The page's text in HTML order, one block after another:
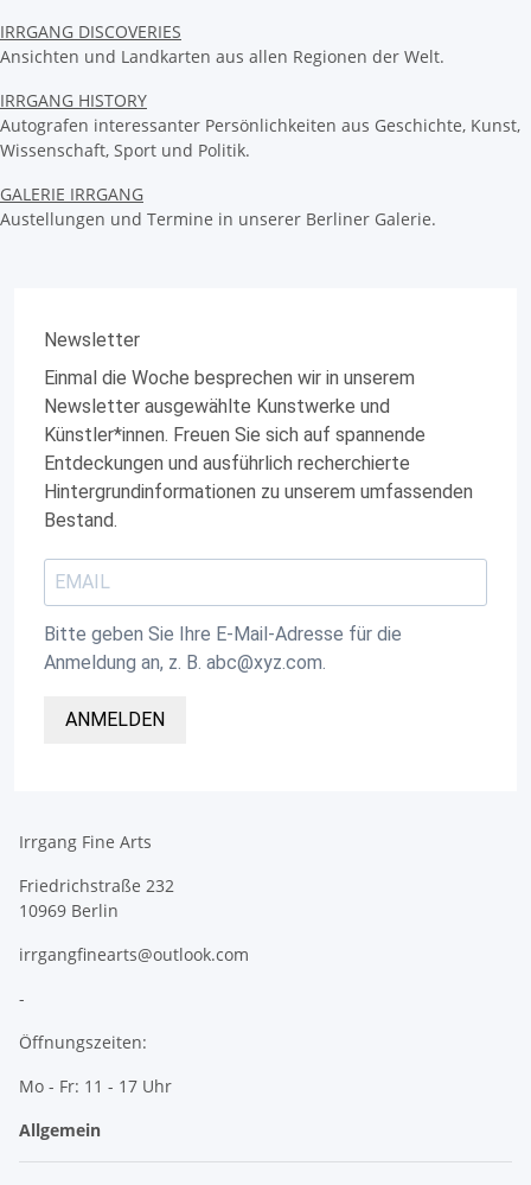
IRRGANG DISCOVERIES
Ansichten und Landkarten aus allen Regionen der Welt.
IRRGANG HISTORY
Autografen interessanter Persönlichkeiten aus Geschichte, Kunst,
Wissenschaft, Sport und Politik.
GALERIE IRRGANG
Austellungen und Termine in unserer Berliner Galerie.
Newsletter
Einmal die Woche besprechen wir in unserem
Newsletter ausgewählte Kunstwerke und
Künstler*innen. Freuen Sie sich auf spannende
Entdeckungen und ausführlich recherchierte
Hintergrundinformationen zu unserem umfassenden
Bestand.
Bitte geben Sie Ihre E-Mail-Adresse für die
Anmeldung an, z. B. abc@xyz.com.
ANMELDEN
Irrgang Fine Arts
Friedrichstraße 232
10969 Berlin
irrgangfinearts@outlook.com
-
Öffnungszeiten:
Mo - Fr: 11 - 17 Uhr
Allgemein